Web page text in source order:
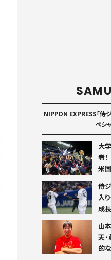
NIPPON EXPRESS「侍
ペシ
大
者
米
侍
入
成
山
天
的